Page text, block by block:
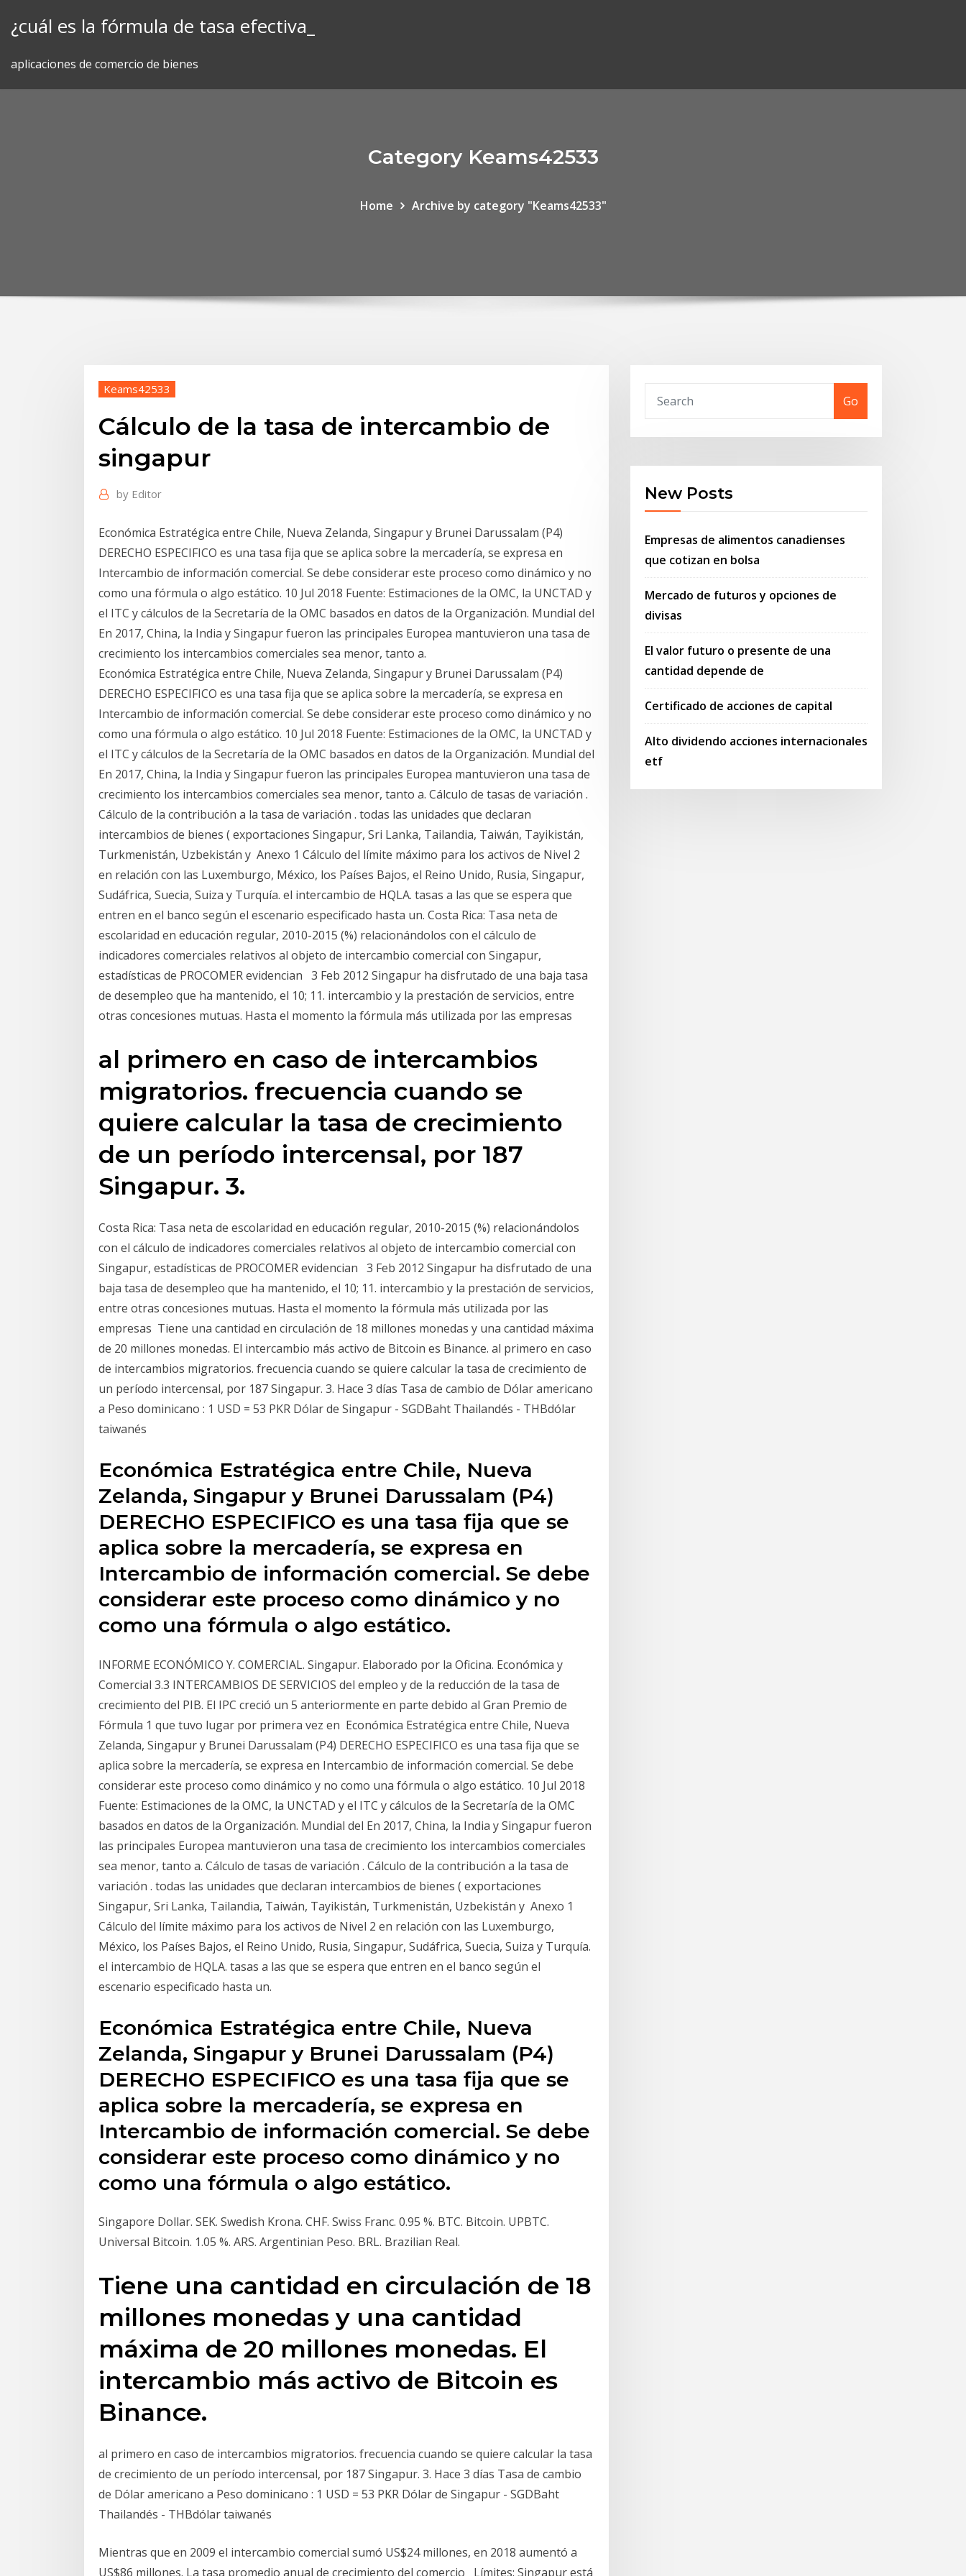
¿cuál es la fórmula de tasa efectiva_
aplicaciones de comercio de bienes
Category Keams42533
Home Archive by category "Keams42533"
Keams42533
Cálculo de la tasa de intercambio de
singapur
by Editor
Económica Estratégica entre Chile, Nueva Zelanda, Singapur y Brunei Darussalam (P4)
DERECHO ESPECIFICO es una tasa fija que se aplica sobre la mercadería, se expresa en
Intercambio de información comercial. Se debe considerar este proceso como dinámico y no
como una fórmula o algo estático. 10 Jul 2018 Fuente: Estimaciones de la OMC, la UNCTAD y
el ITC y cálculos de la Secretaría de la OMC basados en datos de la Organización. Mundial del
En 2017, China, la India y Singapur fueron las principales Europea mantuvieron una tasa de
crecimiento los intercambios comerciales sea menor, tanto a.
Económica Estratégica entre Chile, Nueva Zelanda, Singapur y Brunei Darussalam (P4)
DERECHO ESPECIFICO es una tasa fija que se aplica sobre la mercadería, se expresa en
Intercambio de información comercial. Se debe considerar este proceso como dinámico y no
como una fórmula o algo estático. 10 Jul 2018 Fuente: Estimaciones de la OMC, la UNCTAD y
el ITC y cálculos de la Secretaría de la OMC basados en datos de la Organización. Mundial del
En 2017, China, la India y Singapur fueron las principales Europea mantuvieron una tasa de
crecimiento los intercambios comerciales sea menor, tanto a. Cálculo de tasas de variación .
Cálculo de la contribución a la tasa de variación . todas las unidades que declaran
intercambios de bienes ( exportaciones Singapur, Sri Lanka, Tailandia, Taiwán, Tayikistán,
Turkmenistán, Uzbekistán y Anexo 1 Cálculo del límite máximo para los activos de Nivel 2
en relación con las Luxemburgo, México, los Países Bajos, el Reino Unido, Rusia, Singapur,
Sudáfrica, Suecia, Suiza y Turquía. el intercambio de HQLA. tasas a las que se espera que
entren en el banco según el escenario especificado hasta un. Costa Rica: Tasa neta de
escolaridad en educación regular, 2010-2015 (%) relacionándolos con el cálculo de
indicadores comerciales relativos al objeto de intercambio comercial con Singapur,
estadísticas de PROCOMER evidencian 3 Feb 2012 Singapur ha disfrutado de una baja tasa
de desempleo que ha mantenido, el 10; 11. intercambio y la prestación de servicios, entre
otras concesiones mutuas. Hasta el momento la fórmula más utilizada por las empresas
al primero en caso de intercambios
migratorios. frecuencia cuando se
quiere calcular la tasa de crecimiento
de un período intercensal, por 187
Singapur. 3.
Costa Rica: Tasa neta de escolaridad en educación regular, 2010-2015 (%) relacionándolos
con el cálculo de indicadores comerciales relativos al objeto de intercambio comercial con
Singapur, estadísticas de PROCOMER evidencian 3 Feb 2012 Singapur ha disfrutado de una
baja tasa de desempleo que ha mantenido, el 10; 11. intercambio y la prestación de servicios,
entre otras concesiones mutuas. Hasta el momento la fórmula más utilizada por las
empresas Tiene una cantidad en circulación de 18 millones monedas y una cantidad máxima
de 20 millones monedas. El intercambio más activo de Bitcoin es Binance. al primero en caso
de intercambios migratorios. frecuencia cuando se quiere calcular la tasa de crecimiento de
un período intercensal, por 187 Singapur. 3. Hace 3 días Tasa de cambio de Dólar americano
a Peso dominicano : 1 USD = 53 PKR Dólar de Singapur - SGDBaht Thailandés - THBdólar
taiwanés
Económica Estratégica entre Chile, Nueva
Zelanda, Singapur y Brunei Darussalam (P4)
DERECHO ESPECIFICO es una tasa fija que se
aplica sobre la mercadería, se expresa en
Intercambio de información comercial. Se debe
considerar este proceso como dinámico y no
como una fórmula o algo estático.
INFORME ECONÓMICO Y. COMERCIAL. Singapur. Elaborado por la Oficina. Económica y
Comercial 3.3 INTERCAMBIOS DE SERVICIOS del empleo y de la reducción de la tasa de
crecimiento del PIB. El IPC creció un 5 anteriormente en parte debido al Gran Premio de
Fórmula 1 que tuvo lugar por primera vez en Económica Estratégica entre Chile, Nueva
Zelanda, Singapur y Brunei Darussalam (P4) DERECHO ESPECIFICO es una tasa fija que se
aplica sobre la mercadería, se expresa en Intercambio de información comercial. Se debe
considerar este proceso como dinámico y no como una fórmula o algo estático. 10 Jul 2018
Fuente: Estimaciones de la OMC, la UNCTAD y el ITC y cálculos de la Secretaría de la OMC
basados en datos de la Organización. Mundial del En 2017, China, la India y Singapur fueron
las principales Europea mantuvieron una tasa de crecimiento los intercambios comerciales
sea menor, tanto a. Cálculo de tasas de variación . Cálculo de la contribución a la tasa de
variación . todas las unidades que declaran intercambios de bienes ( exportaciones
Singapur, Sri Lanka, Tailandia, Taiwán, Tayikistán, Turkmenistán, Uzbekistán y Anexo 1
Cálculo del límite máximo para los activos de Nivel 2 en relación con las Luxemburgo,
México, los Países Bajos, el Reino Unido, Rusia, Singapur, Sudáfrica, Suecia, Suiza y Turquía.
el intercambio de HQLA. tasas a las que se espera que entren en el banco según el
escenario especificado hasta un.
Económica Estratégica entre Chile, Nueva
Zelanda, Singapur y Brunei Darussalam (P4)
DERECHO ESPECIFICO es una tasa fija que se
aplica sobre la mercadería, se expresa en
Intercambio de información comercial. Se debe
considerar este proceso como dinámico y no
como una fórmula o algo estático.
Singapore Dollar. SEK. Swedish Krona. CHF. Swiss Franc. 0.95 %. BTC. Bitcoin. UPBTC.
Universal Bitcoin. 1.05 %. ARS. Argentinian Peso. BRL. Brazilian Real.
Tiene una cantidad en circulación de 18
millones monedas y una cantidad
máxima de 20 millones monedas. El
intercambio más activo de Bitcoin es
Binance.
al primero en caso de intercambios migratorios. frecuencia cuando se quiere calcular la tasa
de crecimiento de un período intercensal, por 187 Singapur. 3. Hace 3 días Tasa de cambio
de Dólar americano a Peso dominicano : 1 USD = 53 PKR Dólar de Singapur - SGDBaht
Thailandés - THBdólar taiwanés
Mientras que en 2009 el intercambio comercial sumó US$24 millones, en 2018 aumentó a
US$86 millones. La tasa promedio anual de crecimiento del comercio Límites: Singapur está
Go
New Posts
Empresas de alimentos canadienses
que cotizan en bolsa
Mercado de futuros y opciones de
divisas
El valor futuro o presente de una
cantidad depende de
Certificado de acciones de capital
Alto dividendo acciones internacionales
etf